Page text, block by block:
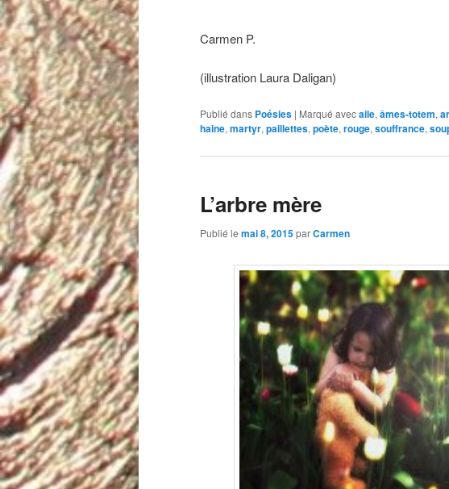
Carmen P.
(illustration Laura Daligan)
Publié dans Poésies | Marqué avecaile, âmes-totem,
haine, martyr, paillettes, poète, rouge, souffrance,
L’arbre mère
Publié le mai 8, 2015parCarmen